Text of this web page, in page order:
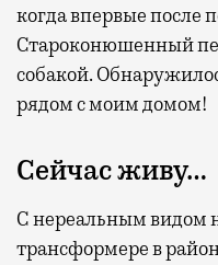
когда впервые после
Староконюшенный
собакой.
рядом с моим домом!
Сейчас живу…
С нереальным видом
трансформере в